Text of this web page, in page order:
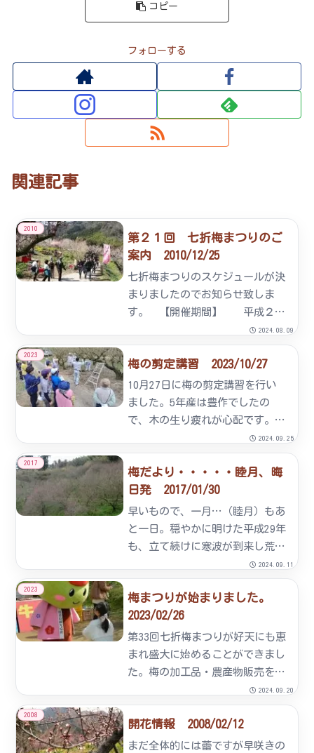
コピー
フォローする
関連記事
2010
第２１回 七折梅まつりのご
案内 2010/12/25
七折梅まつりのスケジュールが決
まりましたのでお知らせ致しま
す。 【開催期間】 平成２３
年２月２０日（日）～３月１０日
（木） イベントのご案内★もち
まき大会（１３：００～）
【開催日】 ２月２０日
（日） ２月２６日（土） ・
２...
2024.08.09
2023
梅の剪定講習 2023/10/27
10月27日に梅の剪定講習を行い
ました。5年産は豊作でしたの
で、木の生り疲れが心配です。今
年は夏の雨不足や暖冬予測と6年
産にはあまりいい条件ではありま
せん。剪定からの肥培管理を徹底
していきます。
2024.09.25
2017
梅だより・・・・・睦月、晦
日発 2017/01/30
早いもので、一月…（睦月）もあ
と一日。穏やかに明けた平成29年
も、立て続けに寒波が到来し荒れ
狂う一月となりました。わが七折
地区も、”ごーごー”と山の木の
枝を荒れ狂う風が鳴らし通しで、
今にも家が吹き飛びそうでした。
そのせいもあってか、半月前
に...
2024.09.11
2023
梅まつりが始まりました。
2023/02/26
第33回七折梅まつりが好天にも恵
まれ盛大に始めることができまし
た。梅の加工品・農産物販売を初
め、土日を中心にテナントによる
実演販売も行われています。ま
た、日本航空客室乗務員 JALふ
るさと応援隊様に梅シロップの割
2024.09.20
2008
開花情報 2008/02/12
まだ全体的には蕾ですが早咲きの